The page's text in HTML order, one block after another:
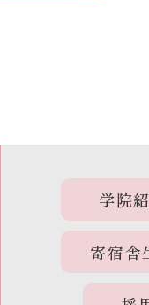
学院
寄宿舎